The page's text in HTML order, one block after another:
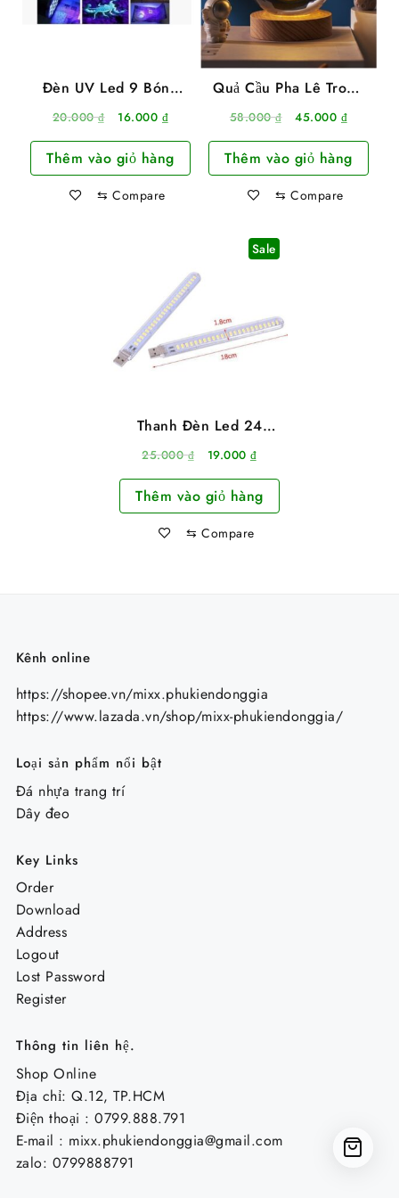
Đèn UV Led 9 Bóng
3W Chuyên Sấy Keo
UV, Soi Tiền
20.000₫
Giá
là:
20.000 ₫.
16.000 ₫Giá
tại
là:
Thêm vào giỏ hàng
⇆ Compare
Quả Cầu Pha Lê Trong
Suốt 3D Phát Sáng Có
Đế Gỗ Để Bàn
58.000₫
Giá
là:
58.000 ₫.
45.000 ₫Giá
tại
là:
Thêm vào giỏ hàng
⇆ Compare
Sale
Thanh Đèn Led 24
Bóng Cắm Cổng Usb
Siêu Sáng Dài 18cm
25.000₫
Giá
là:
25.000 ₫.
19.000₫Giá
tại
là:
Thêm vào giỏ hàng
⇆ Compare
Kênh online
https://shopee.vn/mixx.phukiendonggia
https://www.lazada.vn/shop/mixx-phukiendonggia/
Loại sản phẩm nổi bật
Đá nhựa trang trí
Dây đeo
Key Links
Order
Download
Address
Logout
Lost Password
Register
Thông tin liên hệ.
Shop Online
Địa chỉ: Q.12, TP.HCM
Điện thoại : 0799.888.791
E-mail : mixx.phukiendonggia@gmail.com
zalo: 0799888791